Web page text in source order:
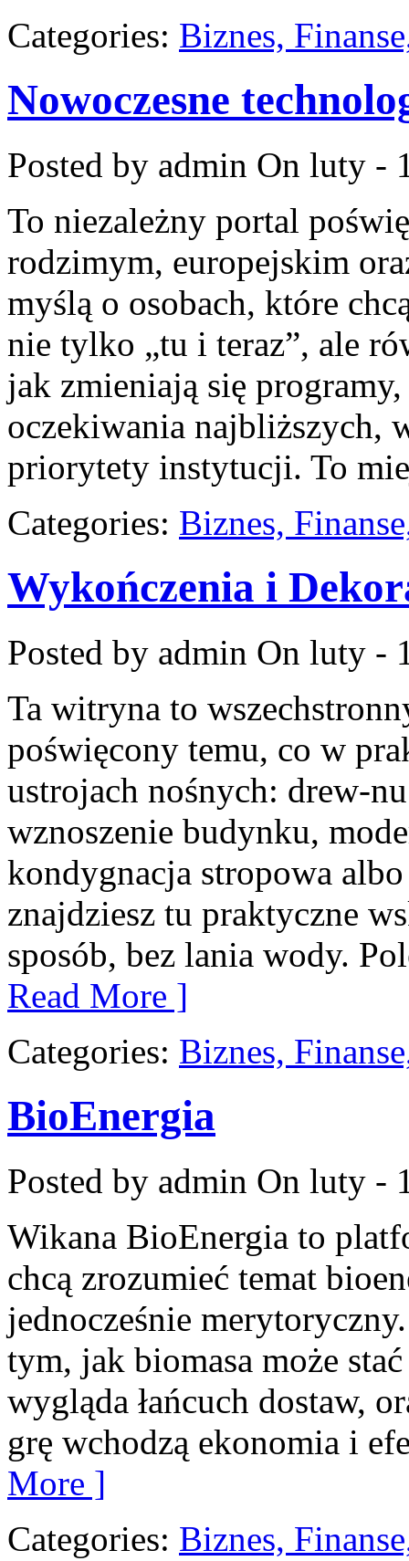
Categories: Biznes,
Nowoczesne
Posted by admin On luty -
To niezależny portal
rodzimym, europejskim
myślą o osobach, które
nie tylko „tu i teraz”, ale
jak zmieniają się
oczekiwania najbliższych,
priorytety instytucji. To
Categories: Biznes,
Wykończenia i
Posted by admin On luty -
Ta witryna to
poświęcony temu, co w
ustrojach nośnych: drew-
wznoszenie budynku,
kondygnacja stropowa
znajdziesz tu praktyczne
sposób, bez lania wody.
Read More ]
Categories: Biznes,
BioEnergia
Posted by admin On luty -
Wikana BioEnergia to
chcą zrozumieć temat
jednocześnie
tym, jak biomasa może
wygląda łańcuch dostaw,
grę wchodzą ekonomia i
More ]
Categories: Biznes,